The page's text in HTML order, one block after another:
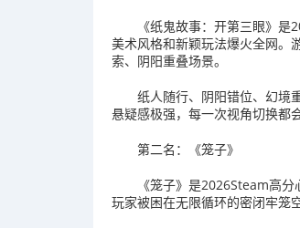
《纸鬼故事：开第三眼》
美术风格和新颖玩法爆火全网。
索、阴阳重叠场景。
纸人随行、阴阳错位、幻境
悬疑感极强，每一次视角切换都
第二名：《笼子》
《笼子》是2026Steam高
玩家被困在无限循环的密闭牢笼